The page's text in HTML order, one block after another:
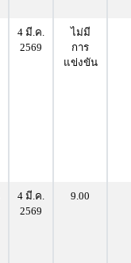
4 มี.ค.
2569
ไม่มี
การ
แข่งขัน
4 มี.ค.
2569
9.00